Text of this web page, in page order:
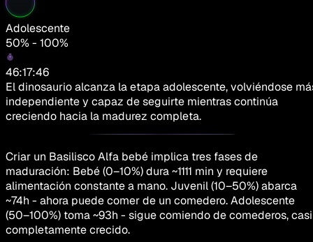
Adolescente
50% - 100%
46:17:46
El dinosaurio alcanza la etapa adolescente, volviéndose
independiente y capaz de seguirte mientras continúa
creciendo hacia la madurez completa.
Criar un Basilisco Alfa bebé implica tres fases de
maduración: Bebé (0–10%) dura ~1111 min y requiere
alimentación constante a mano. Juvenil (10–50%) abarca
~74h - ahora puede comer de un comedero. Adolescente
(50–100%) toma ~93h - sigue comiendo de comederos, casi
completamente crecido.